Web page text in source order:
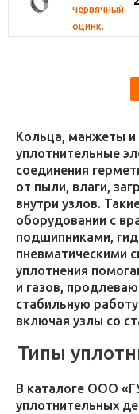
червячный
оцинк.
Кольца, манжеты и
уплотнительные
соединения
от пыли, влаги,
внутри узлов.
оборудовании с
подшипниками,
пневматическими
уплотнения
и газов,
стабильную
включая узлы со
Типы
В каталоге ООО
уплотнительных